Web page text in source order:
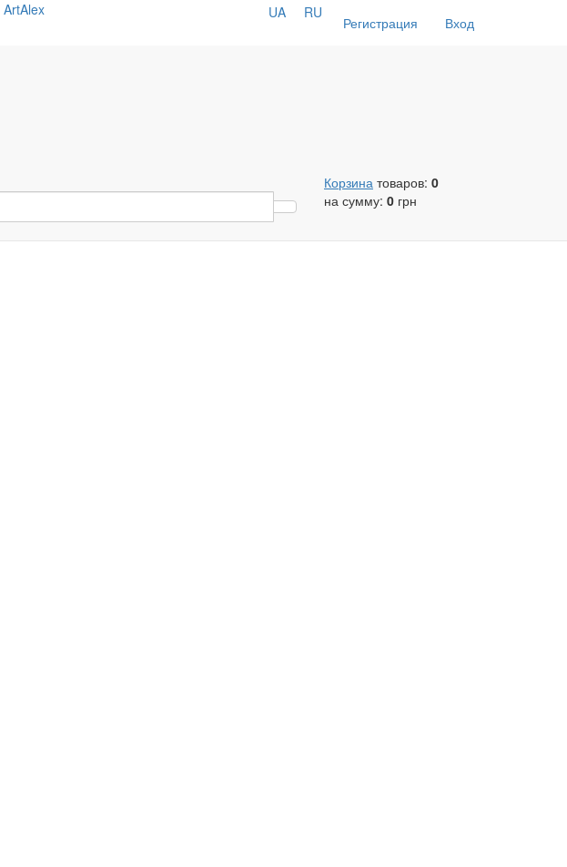
ArtAlex
Регистрация Вход
UA RU
Корзина товаров: 0
на сумму: 0 грн